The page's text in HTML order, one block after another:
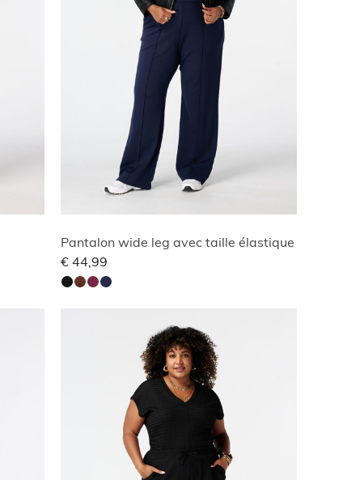
Pantalon wide leg avec taille élastique
€ 44,99